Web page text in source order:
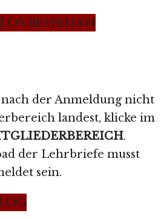
bestellen
der Anmeldung nicht
landest, klicke im
.
der Lehrbriefe musst
sein.